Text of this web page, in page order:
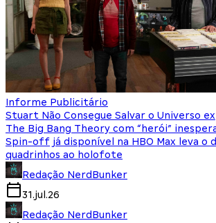
Informe Publicitário
Stuart Não Consegue Salvar o Universo
The Big Bang Theory com “herói”
Spin-off já disponível na HBO Max leva o
quadrinhos ao holofote
Redação NerdBunker
31.jul.26
Redação NerdBunker